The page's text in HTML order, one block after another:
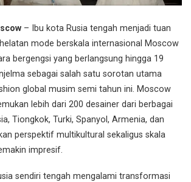
– Ibu kota Rusia tengah menjadi tuan
mode berskala internasional Moscow
bergengsi yang berlangsung hingga 19
sebagai salah satu sorotan utama
global musim semi tahun ini. Moscow
lebih dari 200 desainer dari berbagai
Tiongkok, Turki, Spanyol, Armenia, dan
perspektif multikultural sekaligus skala
impresif.
sendiri tengah mengalami transformasi